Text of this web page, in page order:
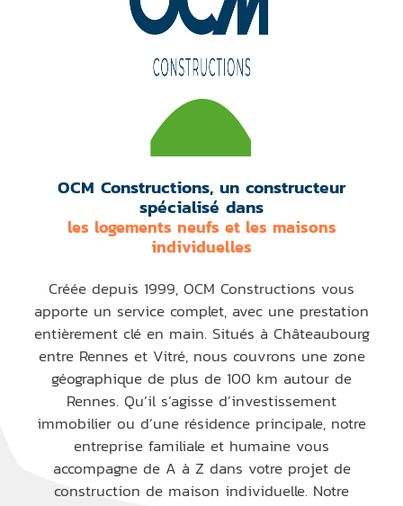
OCM Constructions, un constructeur
spécialisé dans
les logements neufs et les maisons
individuelles
Créée depuis 1999, OCM Constructions vous
apporte un service complet, avec une prestation
entièrement clé en main. Situés à Châteaubourg
entre Rennes et Vitré, nous couvrons une zone
géographique de plus de 100 km autour de
Rennes. Qu’il s’agisse d’investissement
immobilier ou d’une résidence principale, notre
entreprise familiale et humaine vous
accompagne de A à Z dans votre projet de
construction de maison individuelle. Notre